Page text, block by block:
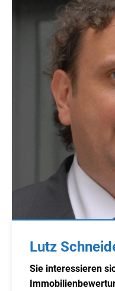
Lutz
Sie interessieren